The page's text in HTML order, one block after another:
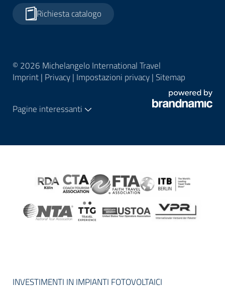
Richiesta catalogo
© 2026 Michelangelo International Travel
Imprint| Privacy| Impostazioni privacy| Sitemap
Pagine interessanti
INVESTIMENTI IN IMPIANTI FOTOVOLTAICI